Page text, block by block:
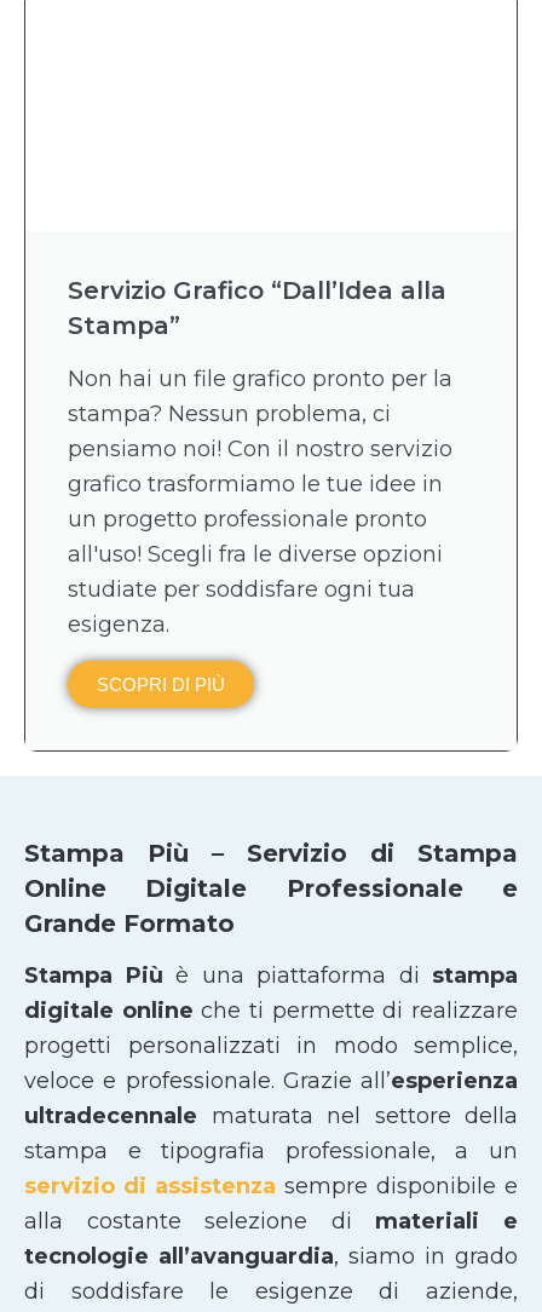
Servizio Grafico “Dall’Idea alla
Stampa”
Non hai un file grafico pronto per la
stampa? Nessun problema, ci
pensiamo noi! Con il nostro servizio
grafico trasformiamo le tue idee in
un progetto professionale pronto
all'uso! Scegli fra le diverse opzioni
studiate per soddisfare ogni tua
esigenza.
SCOPRI DI PIÙ
Stampa Più – Servizio di Stampa
Online Digitale Professionale e
Grande Formato
Stampa Più è una piattaforma di stampa
digitale online che ti permette di realizzare
progetti personalizzati in modo semplice,
veloce e professionale. Grazie all’esperienza
ultradecennale maturata nel settore della
stampa e tipografia professionale, a un
servizio di assistenza sempre disponibile e
alla costante selezione di materiali e
tecnologie all’avanguardia, siamo in grado
di soddisfare le esigenze di aziende,